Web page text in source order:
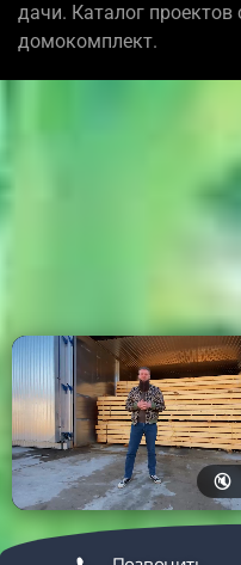
дачи. Каталог
домокомплект.
🔇